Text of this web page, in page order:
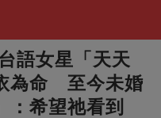
語女星「天天
為命 至今未婚
：希望祂看到